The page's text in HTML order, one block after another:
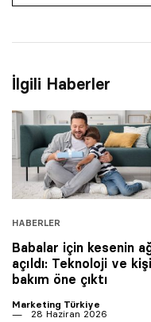
İlgili Haberler
HABERLER
Babalar için kesenin
açıldı: Teknoloji ve
bakım öne çıktı
Marketing Türkiye
28 Haziran 2026